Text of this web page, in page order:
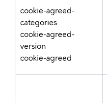
cookie-agreed-
categories
cookie-agreed-
version
cookie-agreed